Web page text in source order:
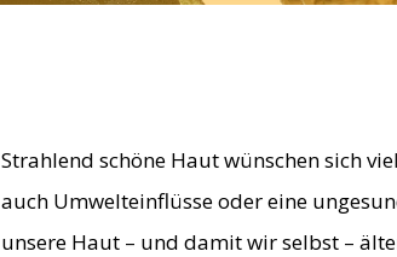
Strahlend schöne Haut wünschen sich
auch Umwelteinflüsse oder eine
unsere Haut – und damit wir selbst –